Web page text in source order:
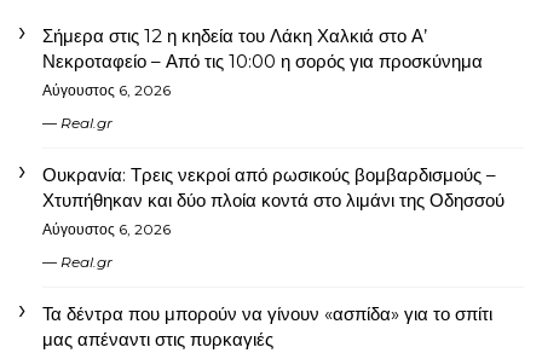
Σήμερα στις 12 η κηδεία του Λάκη Χαλκιά στο Α’
Νεκροταφείο – Από τις 10:00 η σορός για προσκύνημα
Αύγουστος 6, 2026
Real.gr
Ουκρανία: Τρεις νεκροί από ρωσικούς βομβαρδισμούς –
Χτυπήθηκαν και δύο πλοία κοντά στο λιμάνι της Οδησσού
Αύγουστος 6, 2026
Real.gr
Τα δέντρα που μπορούν να γίνουν «ασπίδα» για το σπίτι
μας απέναντι στις πυρκαγιές